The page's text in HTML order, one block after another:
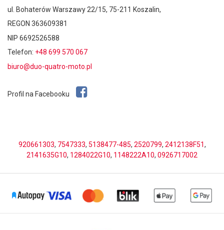
ul. Bohaterów Warszawy 22/15, 75-211 Koszalin,
REGON 363609381
NIP 6692526588
Telefon: +48 699 570 067
biuro@duo-quatro-moto.pl
Profil na Facebooku
920661303, 7547333, 5138477-485, 2520799, 2412138F51,
2141635G10, 1284022G10, 1148222A10, 0926717002